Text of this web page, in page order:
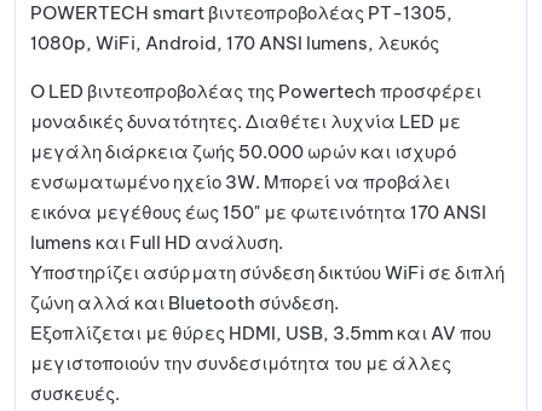
αγαπη
μένων
POWERTECH smart βιντεοπροβολέας PT-1305,
1080p, WiFi, Android, 170 ANSI lumens, λευκός
O LED βιντεοπροβολέας της Powertech προσφέρει
μοναδικές δυνατότητες. Διαθέτει λυχνία LED με
μεγάλη διάρκεια ζωής 50.000 ωρών και ισχυρό
ενσωματωμένο ηχείο 3W. Μπορεί να προβάλει
εικόνα μεγέθους έως 150" με φωτεινότητα 170 ANSI
lumens και Full HD ανάλυση.
Υποστηρίζει ασύρματη σύνδεση δικτύου WiFi σε διπλή
ζώνη αλλά και Bluetooth σύνδεση.
Εξοπλίζεται με θύρες HDMI, USB, 3.5mm και AV που
μεγιστοποιούν την συνδεσιμότητα του με άλλες
συσκευές.